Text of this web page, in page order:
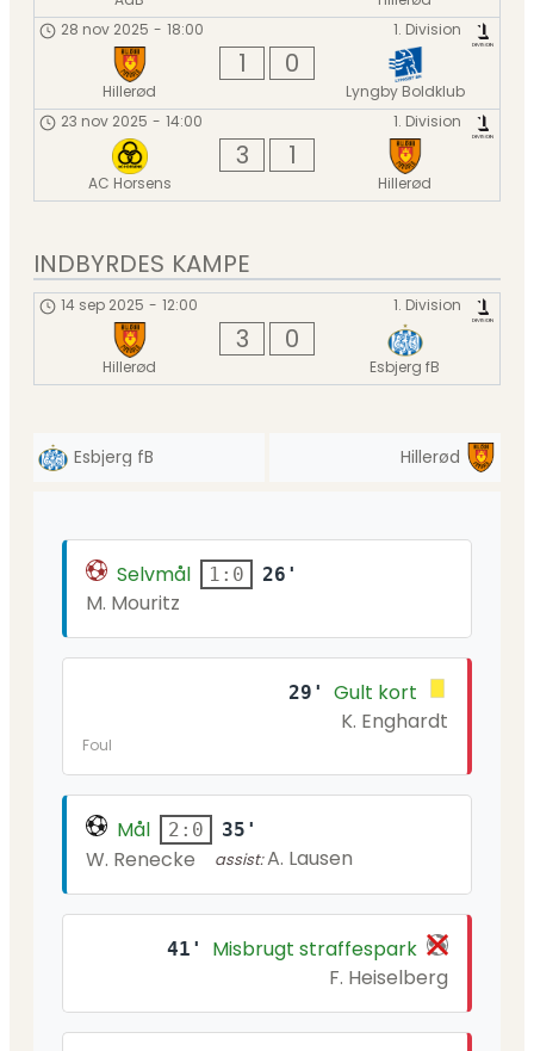
1. Division
28 nov 2025 - 18:00
Hillerød
1 0
Lyngby Boldklub
1. Division
23 nov 2025 - 14:00
AC Horsens
3 1
Hillerød
INDBYRDES KAMPE
1. Division
14 sep 2025 - 12:00
Hillerød
3 0
Esbjerg fB
Esbjerg fB Hillerød
Selvmål 1:0 26'
M. Mouritz
29'
Gult kort
K. Enghardt
Foul
Mål 2:0 35'
W. Renecke assist:A. Lausen
41'
Misbrugt straffespark
F. Heiselberg